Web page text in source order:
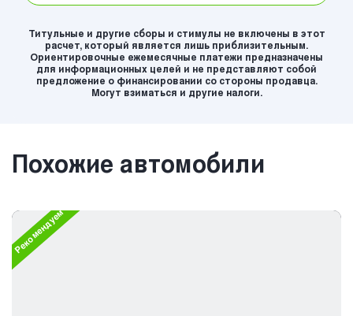
Титульные и другие сборы и стимулы не включены в этот
расчет, который является лишь приблизительным.
Ориентировочные ежемесячные платежи предназначены
для информационных целей и не представляют собой
предложение о финансировании со стороны продавца.
Могут взиматься и другие налоги.
Похожие автомобили
Рекомендуем